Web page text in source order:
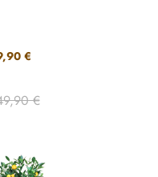
€
Preis:
€